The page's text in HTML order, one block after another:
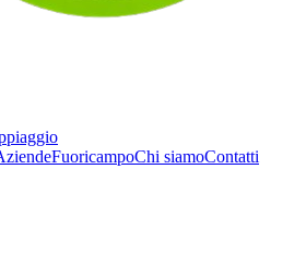
FuoricampoChi siamoContatti